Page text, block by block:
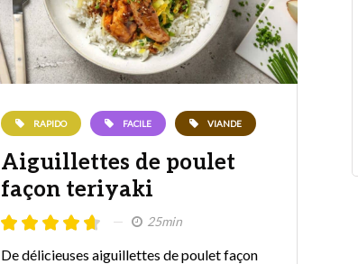
RAPIDO FACILE VIANDE
Aiguillettes de poulet
façon teriyaki
25min
De délicieuses aiguillettes de poulet façon